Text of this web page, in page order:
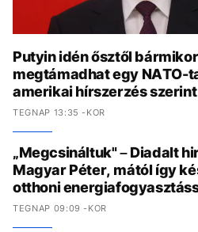
Putyin idén ősztől bármikor
megtámadhat egy NATO-
amerikai hírszerzés szerint
TEGNAP 13:35 -KOR
„Megcsináltuk" – Diadalt
Magyar Péter, mától így
otthoni
TEGNAP 09:09 -KOR